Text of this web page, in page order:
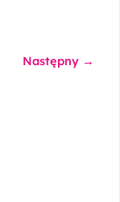
Następny →